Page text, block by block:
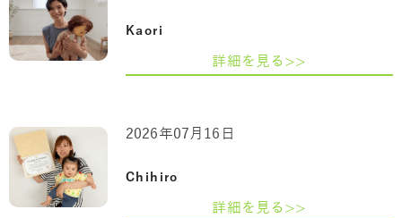
Kaori
詳細を見る>>
Chihiro
2026年07月16日
詳細を見る>>